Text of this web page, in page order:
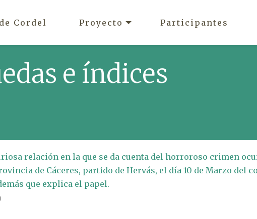
Cordel Proyecto Participantes
e índices
relación en la que se da cuenta del horroroso crimen
de Cáceres, partido de Hervás, el día 10 de Marzo del
que explica el papel.